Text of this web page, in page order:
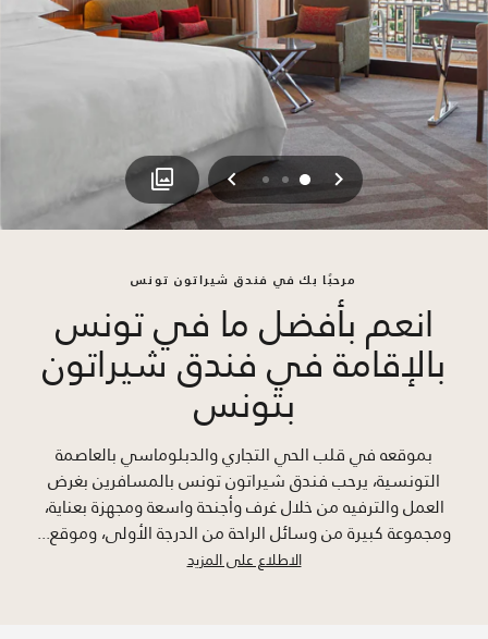
السابق
0
1
2 التالي
مرحبًا بك في فندق شيراتون تونس
انعم بأفضل ما في تونس
بالإقامة في فندق شيراتون
بتونس
بموقعه في قلب الحي التجاري والدبلوماسي بالعاصمة
التونسية، يرحب فندق شيراتون تونس بالمسافرين بغرض
العمل والترفيه من خلال غرف وأجنحة واسعة ومجهزة بعناية،
ومجموعة كبيرة من وسائل الراحة من الدرجة الأولى، وموقع...
الاطلاع على المزيد